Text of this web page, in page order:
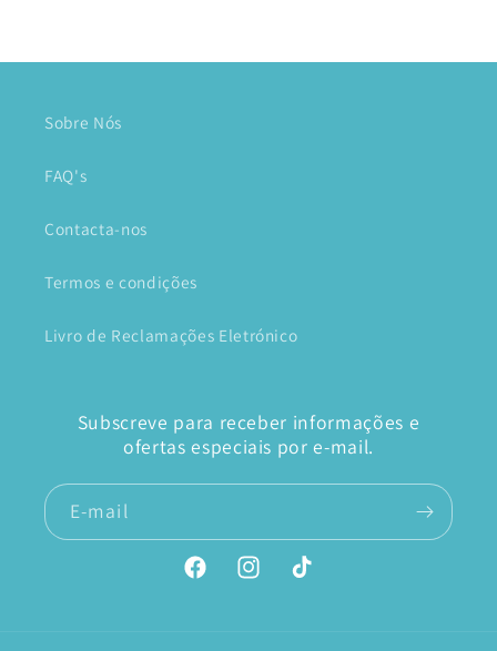
Sobre Nós
FAQ's
Contacta-nos
Termos e condições
Livro de Reclamações Eletrónico
Subscreve para receber informações e
ofertas especiais por e-mail.
E-mail
FacebookInstagramTikTok